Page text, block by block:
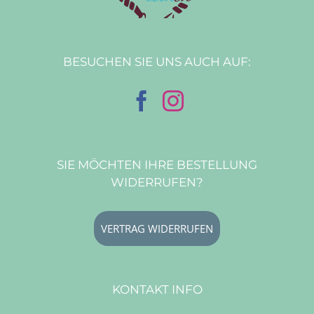
BESUCHEN SIE UNS AUCH AUF:
SIE MÖCHTEN IHRE BESTELLUNG
WIDERRUFEN?
VERTRAG WIDERRUFEN
KONTAKT INFO